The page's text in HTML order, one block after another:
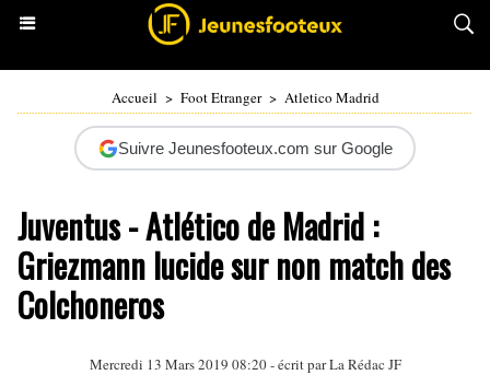
Accueil > Foot Etranger > Atletico Madrid
Suivre Jeunesfooteux.com sur Google
Juventus - Atlético de Madrid :
Griezmann lucide sur non match des
Colchoneros
Mercredi 13 Mars 2019 08:20 - écrit par La Rédac JF